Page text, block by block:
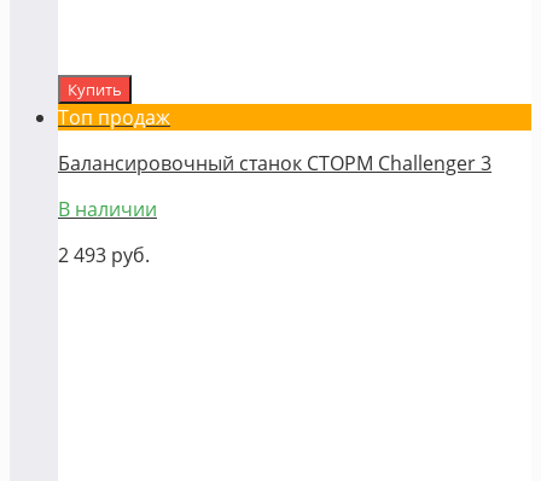
Купить
Топ продаж
Балансировочный станок СТОРМ Challenger 3
В наличии
2 493 руб.